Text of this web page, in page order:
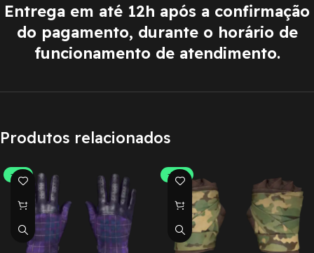
Entrega em até 12h após a confirmação
do pagamento, durante o horário de
funcionamento de atendimento.
Produtos relacionados
-15% -30%